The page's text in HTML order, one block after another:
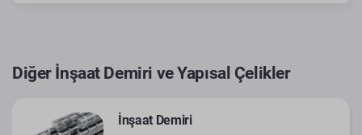
Diğer İnşaat Demiri ve Yapısal Çelikler
İnşaat Demiri